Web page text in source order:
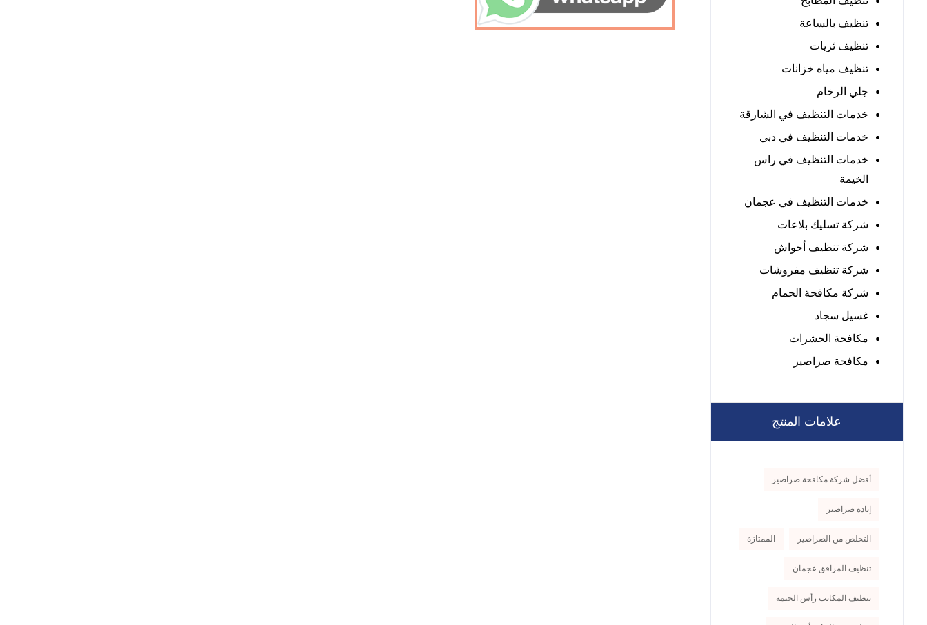
تنظيف بالساعة
تنظيف ثريات
تنظيف مياه خزانات
جلي الرخام
خدمات التنظيف في الشارقة
خدمات التنظيف في دبي
خدمات التنظيف في راس
الخيمة
خدمات التنظيف في عجمان
شركة تسليك بلاعات
شركة تنظيف أحواش
شركة تنظيف مفروشات
شركة مكافحة الحمام
غسيل سجاد
مكافحة الحشرات
مكافحة صراصير
علامات المنتج
أفضل شركة مكافحة صراصير
إبادة صراصير
التخلص من الصراصير الممتازة
تنظيف المرافق عجمان
تنظيف المكاتب رأس الخيمة